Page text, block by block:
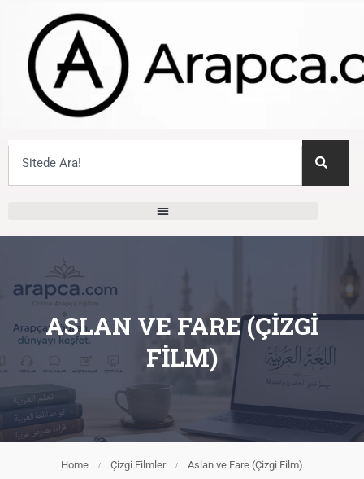
Home Çizgi Filmler Aslan ve Fare (Çizgi Film)
ASLAN VE FARE (ÇIZGI
FILM)